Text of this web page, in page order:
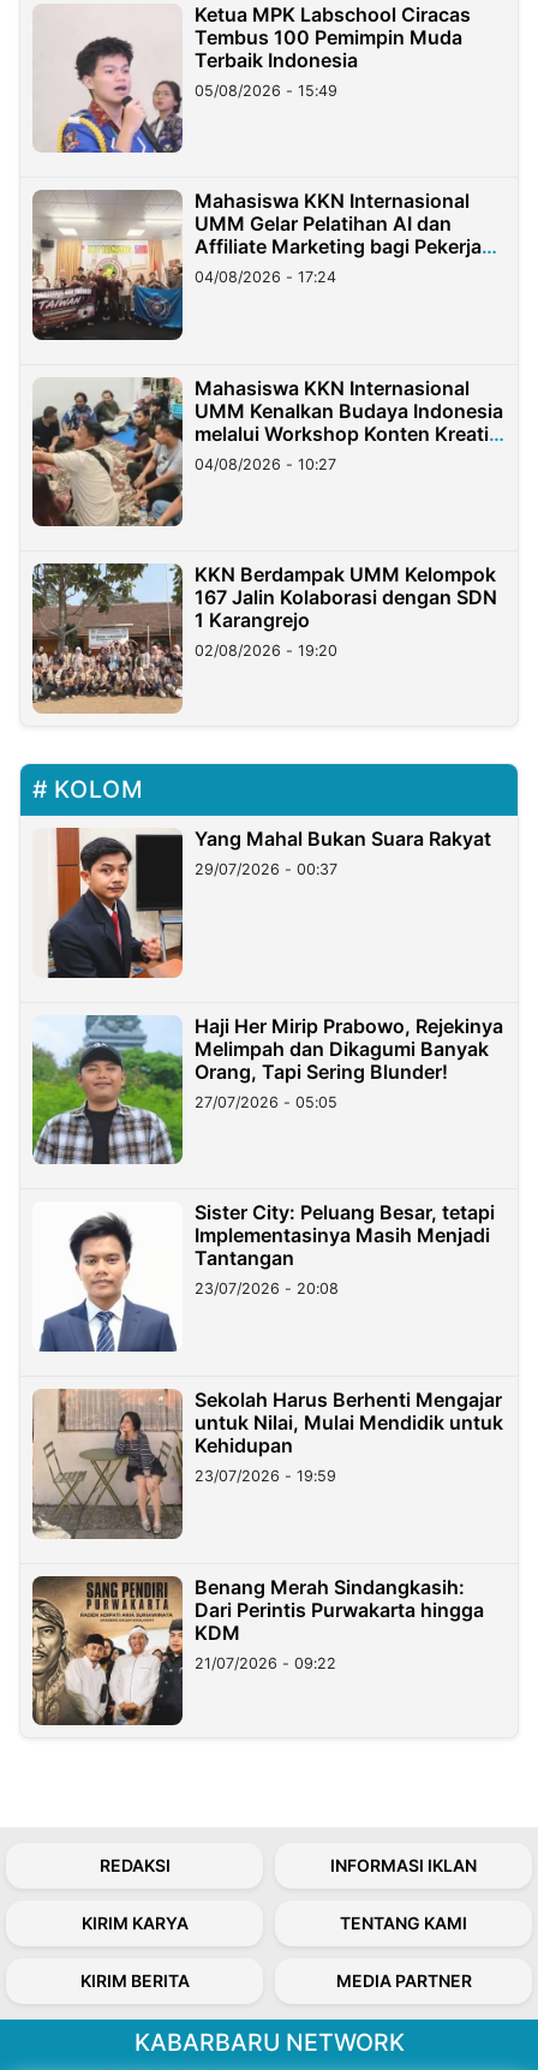
Ketua MPK Labschool Ciracas
Tembus 100 Pemimpin Muda
Terbaik Indonesia
05/08/2026 - 15:49
Mahasiswa KKN Internasional
UMM Gelar Pelatihan AI dan
Affiliate Marketing bagi Pekerja
Migran Indonesia di Taiwan
04/08/2026 - 17:24
Mahasiswa KKN Internasional
UMM Kenalkan Budaya Indonesia
melalui Workshop Konten Kreatif
di Taiwan
04/08/2026 - 10:27
KKN Berdampak UMM Kelompok
167 Jalin Kolaborasi dengan SDN
1 Karangrejo
02/08/2026 - 19:20
KOLOM
Yang Mahal Bukan Suara Rakyat
29/07/2026 - 00:37
Haji Her Mirip Prabowo, Rejekinya
Melimpah dan Dikagumi Banyak
Orang, Tapi Sering Blunder!
27/07/2026 - 05:05
Sister City: Peluang Besar, tetapi
Implementasinya Masih Menjadi
Tantangan
23/07/2026 - 20:08
Sekolah Harus Berhenti Mengajar
untuk Nilai, Mulai Mendidik untuk
Kehidupan
23/07/2026 - 19:59
Benang Merah Sindangkasih:
Dari Perintis Purwakarta hingga
KDM
21/07/2026 - 09:22
REDAKSI INFORMASI IKLAN
KIRIM KARYA TENTANG KAMI
KIRIM BERITA MEDIA PARTNER
KABARBARU NETWORK